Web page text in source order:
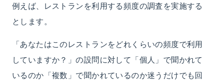
例えば、レストランを利用する頻度の調査を実施する
とします。
「あなたはこのレストランをどれくらいの頻度で利用
していますか？」の設問に対して「個人」で聞かれて
いるのか「複数」で聞かれているのか迷うだけでも回